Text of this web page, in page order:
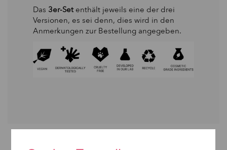
Das 3er-Set enthält jeweils eine der drei
Versionen, es sei denn, dies wird in den
Anmerkungen zur Bestellung angegeben.